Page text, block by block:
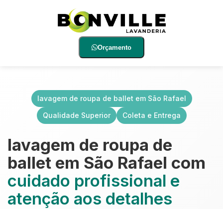
Orçamento
lavagem de roupa de ballet em São Rafael
Qualidade Superior
Coleta e Entrega
lavagem de roupa de
ballet em São Rafael com
cuidado profissional e
atenção aos detalhes